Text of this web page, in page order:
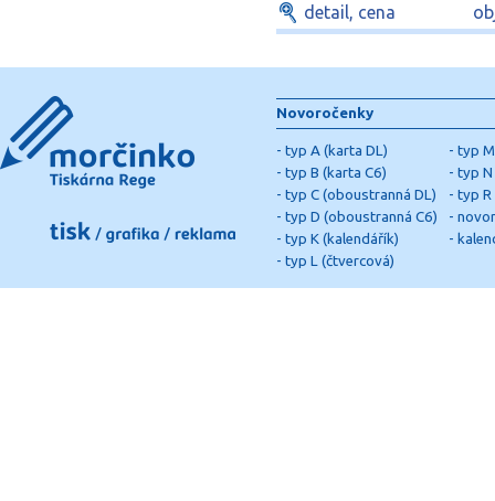
detail, cena
Novoročenky
- typ A (karta DL)
- typ B (karta C6)
- typ C (oboustranná DL)
- typ D (oboustranná C6)
- typ K (kalendářík)
- typ L (čtvercová)
- typ
- typ N
- typ R
-
-